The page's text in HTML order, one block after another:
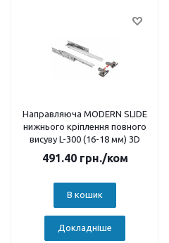
Направляюча MODERN SLIDE
нижнього кріплення повного
висуву L-300 (16-18 мм) 3D
491.40грн./ком
В кошик
Докладніше